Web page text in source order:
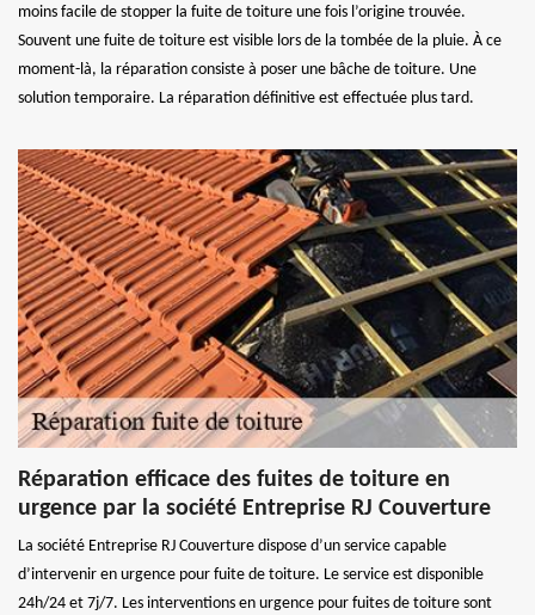
moins facile de stopper la fuite de toiture une fois l’origine trouvée.
Souvent une fuite de toiture est visible lors de la tombée de la pluie. À ce
moment-là, la réparation consiste à poser une bâche de toiture. Une
solution temporaire. La réparation définitive est effectuée plus tard.
Réparation efficace des fuites de toiture en
urgence par la société Entreprise RJ Couverture
La société Entreprise RJ Couverture dispose d’un service capable
d’intervenir en urgence pour fuite de toiture. Le service est disponible
24h/24 et 7j/7. Les interventions en urgence pour fuites de toiture sont